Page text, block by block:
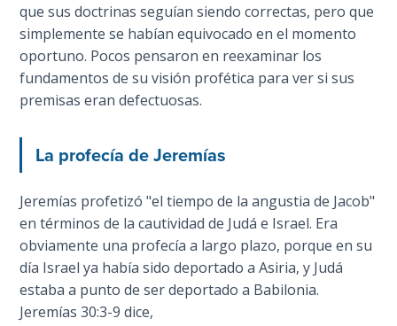
The
1986
Vision
of the
Two
From
the
Crack
The
Prophetic
que sus doctrinas seguían siendo correctas, pero que
simplemente se habían equivocado en el momento
oportuno. Pocos pensaron en reexaminar los
fundamentos de su visión profética para ver si sus
premisas eran defectuosas.
La profecía de Jeremías
Jeremías profetizó "el tiempo de la angustia de Jacob"
en términos de la cautividad de Judá e Israel. Era
obviamente una profecía a largo plazo, porque en su
día Israel ya había sido deportado a Asiria, y Judá
estaba a punto de ser deportado a Babilonia.
Jeremías 30:3-9 dice,